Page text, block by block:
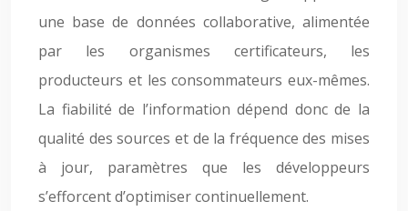
une base de données collaborative, alimentée
par les organismes certificateurs, les
producteurs et les consommateurs eux-mêmes.
La fiabilité de l’information dépend donc de la
qualité des sources et de la fréquence des mises
à jour, paramètres que les développeurs
s’efforcent d’optimiser continuellement.